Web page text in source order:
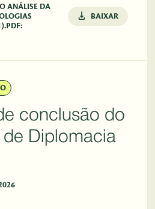
ANÁLISE DA
BAIXAR
conclusão do
Diplomacia